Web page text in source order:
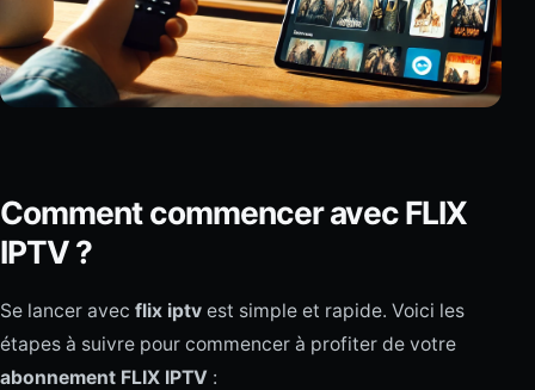
Comment commencer avec FLIX
IPTV ?
Se lancer avec flix iptv est simple et rapide. Voici les
étapes à suivre pour commencer à profiter de votre
abonnement FLIX IPTV :